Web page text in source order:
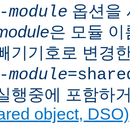
module 옵션을
은 모듈
기기호로 변경
module
행중에 포함하
object, DSO)